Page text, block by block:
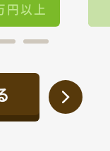
円以上